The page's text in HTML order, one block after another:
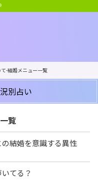
-結婚メニュー一覧
別占い
覧
結婚を意識する異性
てる？